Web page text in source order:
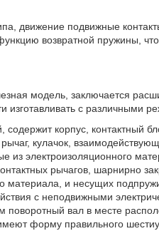
движение подвижные
возвратной пружины,
модель, заключается
изготавливать с различными
корпус, контактный
кулачок,
из электроизоляционного
рычагов, шарнирно
материала, и несущих
с неподвижными
поворотный вал в месте
форму правильного